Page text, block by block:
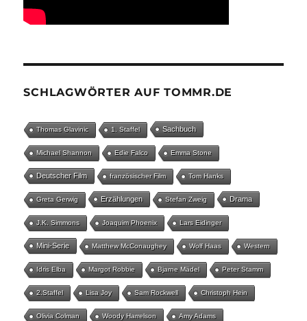
SCHLAGWÖRTER AUF TOMMR.DE
Thomas Glavinic 1. Staffel Sachbuch
Michael Shannon Edie Falco Emma Stone
Deutscher Film französischer Film Tom Hanks
Greta Gerwig Erzählungen Stefan Zweig Drama
J.K. Simmons Joaquim Phoenix Lars Eidinger
Mini-Serie Matthew McConaughey Wolf Haas Western
Idris Elba Margot Robbie Bjarne Mädel Peter Stamm
2.Staffel Lisa Joy Sam Rockwell Christoph Hein
Olivia Colman Woody Harrelson Amy Adams